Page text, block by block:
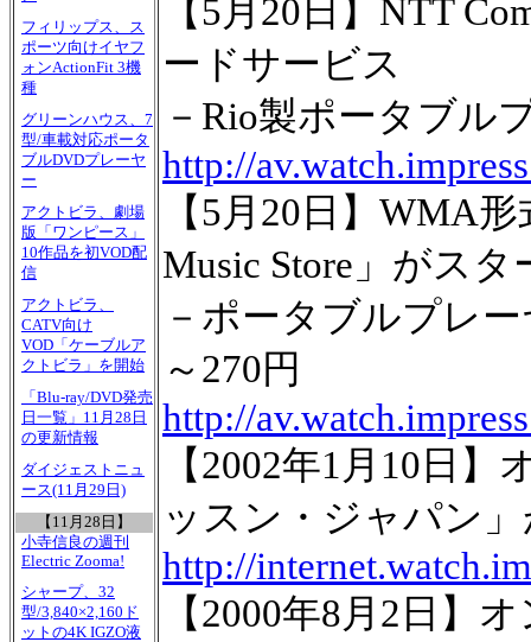
フィリップス、ス
ポーツ向けイヤフ
ォンActionFit 3機
種
グリーンハウス、7
型/車載対応ポータ
ブルDVDプレーヤ
ー
アクトビラ、劇場
版「ワンピース」
10作品を初VOD配
信
アクトビラ、
CATV向け
VOD「ケーブルア
クトビラ」を開始
「Blu-ray/DVD発売
日一覧」11月28日
の更新情報
ダイジェストニュ
ース(11月29日)
【11月28日】
小寺信良の週刊
Electric Zooma!
シャープ、32
型/3,840×2,160ド
ットの4K IGZO液
【5月20日】NTT
ードサービス
－Rio製ポータブル
http://
【5月20日】WMA
Music Store」がスタ
－ポータブルプレ
～270円
http://
【2002年1月10日
ッスン・ジャパン
http://
【2000年8月2日】